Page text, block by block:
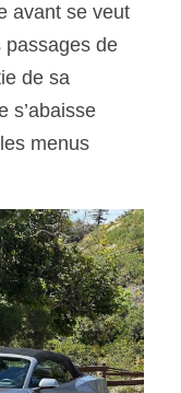
avant se veut
passages de
de sa
s’abaisse
menus